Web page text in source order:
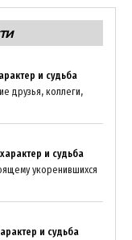
и судьба
друзья, коллеги,
и судьба
укоренившихся
и судьба